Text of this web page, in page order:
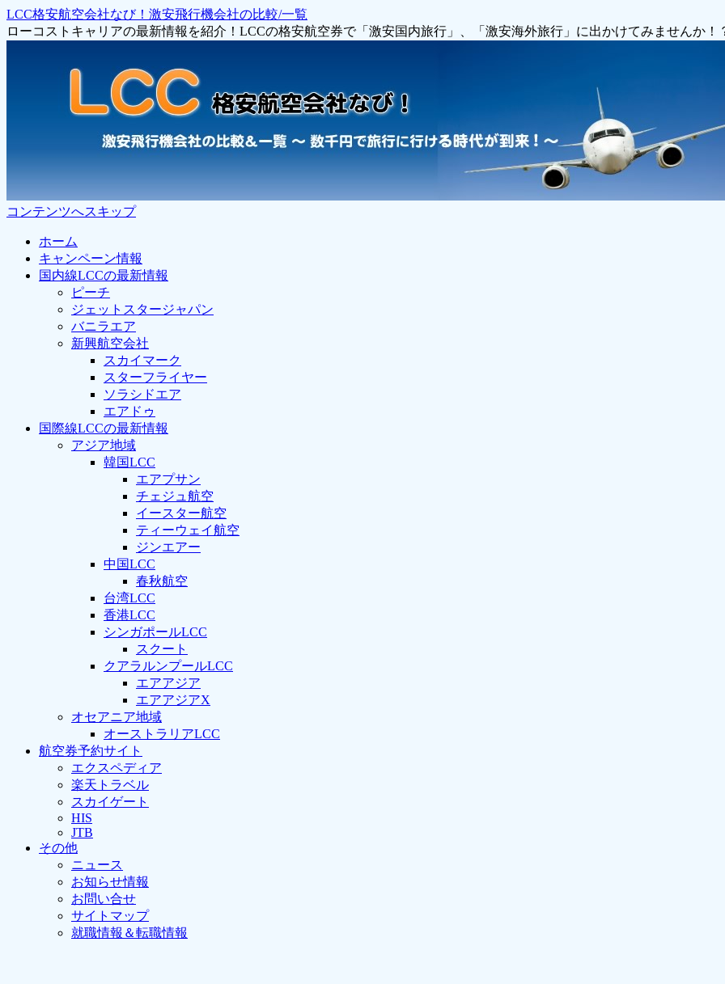
LCC格安航空会社なび！激安飛行機会社の比較/一覧
ローコストキャリアの最新情報を紹介！LCCの格安航空券で「激安国内旅行」、「激安海外旅行」に出かけてみませんか！
コンテンツへスキップ
ホーム
キャンペーン情報
国内線LCCの最新情報
ピーチ
ジェットスタージャパン
バニラエア
新興航空会社
スカイマーク
スターフライヤー
ソラシドエア
エアドゥ
国際線LCCの最新情報
アジア地域
韓国LCC
エアプサン
チェジュ航空
イースター航空
ティーウェイ航空
ジンエアー
中国LCC
春秋航空
台湾LCC
香港LCC
シンガポールLCC
スクート
クアラルンプールLCC
エアアジア
エアアジアX
オセアニア地域
オーストラリアLCC
航空券予約サイト
エクスペディア
楽天トラベル
スカイゲート
HIS
JTB
その他
ニュース
お知らせ情報
お問い合せ
サイトマップ
就職情報＆転職情報